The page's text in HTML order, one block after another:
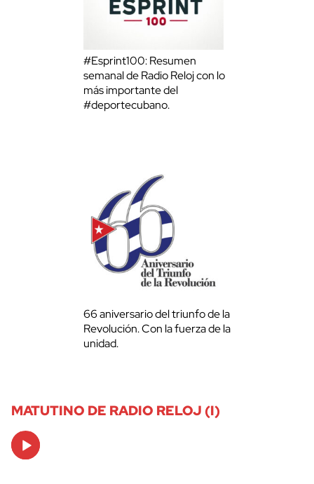
#Esprint100: Resumen
semanal de Radio Reloj con lo
más importante del
#deportecubano.
66 aniversario del triunfo de la
Revolución. Con la fuerza de la
unidad.
MATUTINO DE RADIO RELOJ (I)
Audio
Player